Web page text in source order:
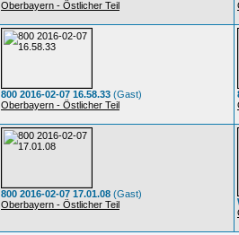
Oberbayern - Östlicher Teil
800 2016-02-07 16.58.33 (Gast)
Oberbayern - Östlicher Teil
800 2016-02-07 17.01.08 (Gast)
Oberbayern - Östlicher Teil